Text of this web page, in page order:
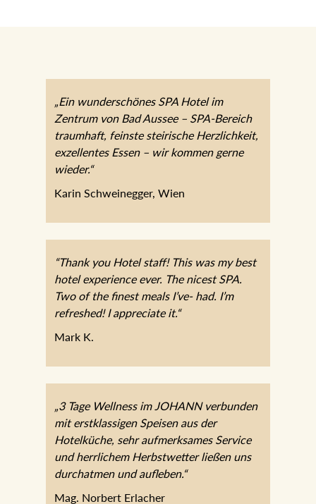
„Ein wunderschönes SPA Hotel im
Zentrum von Bad Aussee – SPA-Bereich
traumhaft, feinste steirische Herzlichkeit,
exzellentes Essen – wir kommen gerne
wieder.“
“Thank you Hotel staff! This was my best
hotel experience ever. The nicest SPA.
Two of the finest meals I’ve- had. I’m
refreshed! I appreciate it.“
„3 Tage Wellness im JOHANN
verbunden mit erstklassigen Speisen aus
der Hotelküche, sehr aufmerksames
ließen uns durchatmen und aufleben.“